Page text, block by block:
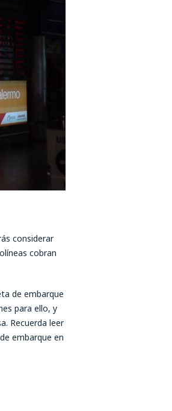
considerar
cobran
de embarque
para ello, y
Recuerda leer
embarque en